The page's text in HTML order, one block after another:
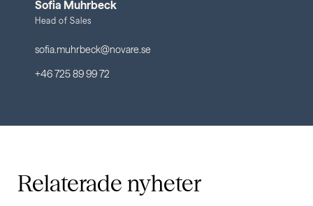
Sofia Muhrbeck
Head of Sales
sofia.muhrbeck@novare.se
+46 725 89 99 72
Relaterade nyheter